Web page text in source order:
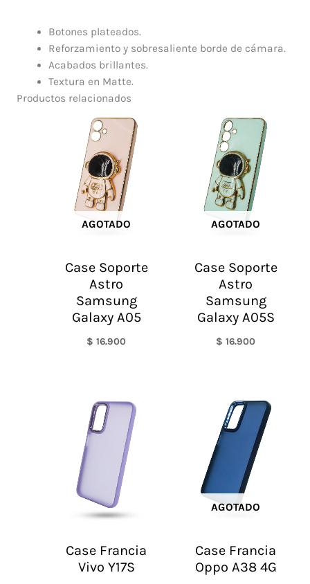
Botones plateados.
Reforzamiento y sobresaliente borde de cámara.
Acabados brillantes.
Textura en Matte.
Productos relacionados
AGOTADO
Case Soporte
Astro
Samsung
Galaxy A05
$ 16.900
AGOTADO
Case Soporte
Astro
Samsung
Galaxy A05S
$ 16.900
Case Francia
Vivo Y17S
AGOTADO
Case Francia
Oppo A38 4G